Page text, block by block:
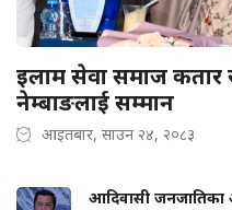
इलाम सेवा समाज कतार
नेम्बाङलाई सम्मान
आइतबार, साउन २४, २०८३
आदिवासी जनजातिका